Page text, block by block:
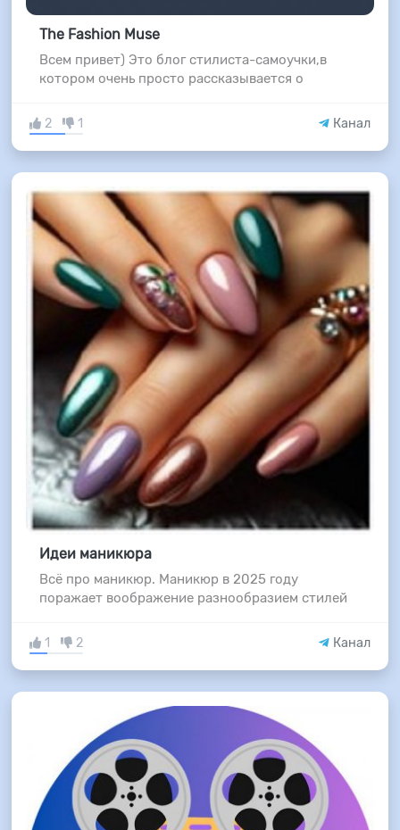
The Fashion Muse
Всем привет) Это блог стилиста-самоучки,в
котором очень просто рассказывается о
2 1 Канал
Идеи маникюра
Всё про маникюр. Маникюр в 2025 году
поражает воображение разнообразием стилей
1 2 Канал